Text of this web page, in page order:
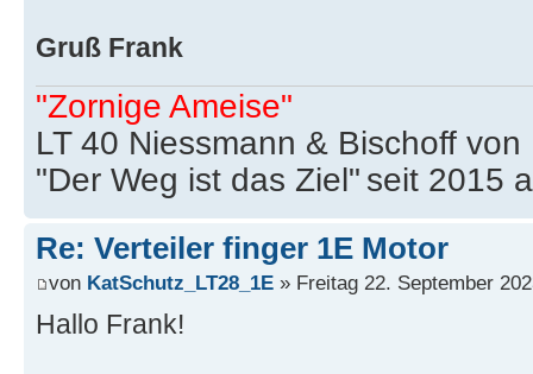
Gruß Frank
"Zornige Ameise"
LT 40 Niessmann & Bischoff von
"Der Weg ist das Ziel" seit 2015
Re: Verteiler finger 1E Motor
von KatSchutz_LT28_1E » Freitag 22. September
Hallo Frank!